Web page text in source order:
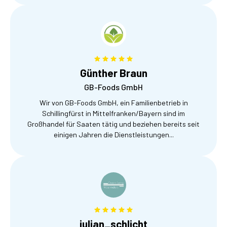
Günther Braun
GB-Foods GmbH
Wir von GB-Foods GmbH, ein Familienbetrieb in
Schillingfürst in Mittelfranken/Bayern sind im
Großhandel für Saaten tätig und beziehen bereits seit
einigen Jahren die Dienstleistungen...
julian_schlicht